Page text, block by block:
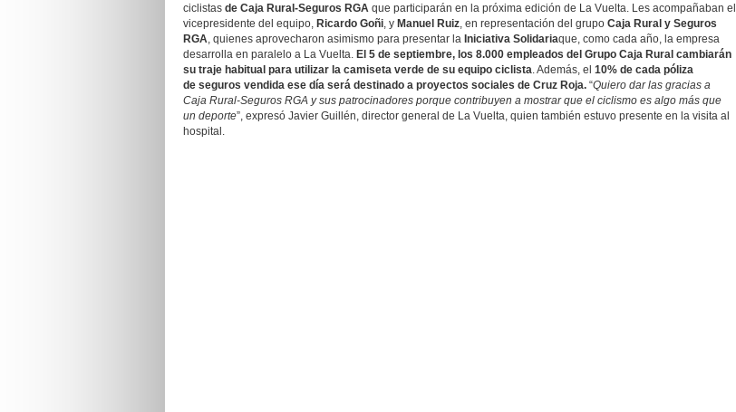
ciclistas de Caja Rural-Seguros RGA que participarán en la próxima edición de La Vuelta. Les acompañaban el
vicepresidente del equipo, Ricardo Goñi, y Manuel Ruiz, en representación del grupo Caja Rural y Seguros
RGA, quienes aprovecharon asimismo para presentar la Iniciativa Solidariaque, como cada año, la empresa
desarrolla en paralelo a La Vuelta. El 5 de septiembre, los 8.000 empleados del Grupo Caja Rural cambiarán
su traje habitual para utilizar la camiseta verde de su equipo ciclista. Además, el 10% de cada póliza
de seguros vendida ese día será destinado a proyectos sociales de Cruz Roja. “Quiero dar las gracias a
Caja Rural-Seguros RGA y sus patrocinadores porque contribuyen a mostrar que el ciclismo es algo más que
un deporte”, expresó Javier Guillén, director general de La Vuelta, quien también estuvo presente en la visita al
hospital.